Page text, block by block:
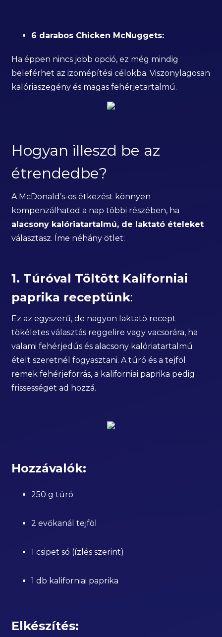
6 darabos Chicken McNuggets:
Ha éppen nincs jobb opció, ez még mindig
beleférhet az izomépítési célokba. Viszonylagosan
kalóriaszegény és magas fehérjetartalmú.
Hogyan illeszd be az
étrendedbe?
A McDonald’s-os étkezést könnyen
kompenzálhatod a nap többi részében, ha
alacsony kalóriatartalmú, de laktató ételeket
választasz. Íme néhány ötlet:
1. Túróval Töltött Kaliforniai
paprika receptünk:
Ez az egyszerű, de nagyon laktató recept
tökéletes választás reggelire vagy vacsorára, ha
valami fehérjedús és alacsony kalóriatartalmú
ételt szeretnél fogyasztani. A túró és a tejföl
remek fehérjeforrás, a kaliforniai paprika pedig
frissességet ad hozzá.
Hozzávalók:
250 g túró
2 evőkanál tejföl
1 csipet só (ízlés szerint)
1 db kaliforniai paprika
Elkészítés: